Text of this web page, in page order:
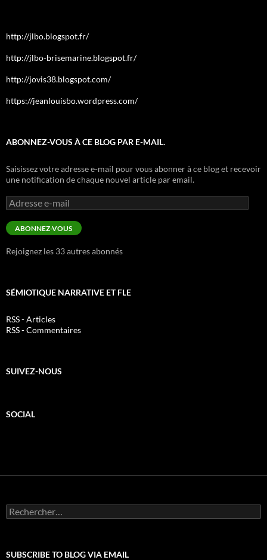
http://jlbo.blogspot.fr/
http://jlbo-brisemarine.blogspot.fr/
http://jovis38.blogspot.com/
https://jeanlouisbo.wordpress.com/
ABONNEZ-VOUS À CE BLOG PAR E-MAIL.
Saisissez votre adresse e-mail pour vous abonner à ce blog et recevoir
une notification de chaque nouvel article par email.
Adresse
e-
mail
ABONNEZ-VOUS
Rejoignez les 33 autres abonnés
SÉMIOTIQUE NARRATIVE ET FLE
RSS - Articles
RSS - Commentaires
SUIVEZ-NOUS
SOCIAL
Rechercher :
SUBSCRIBE TO BLOG VIA EMAIL